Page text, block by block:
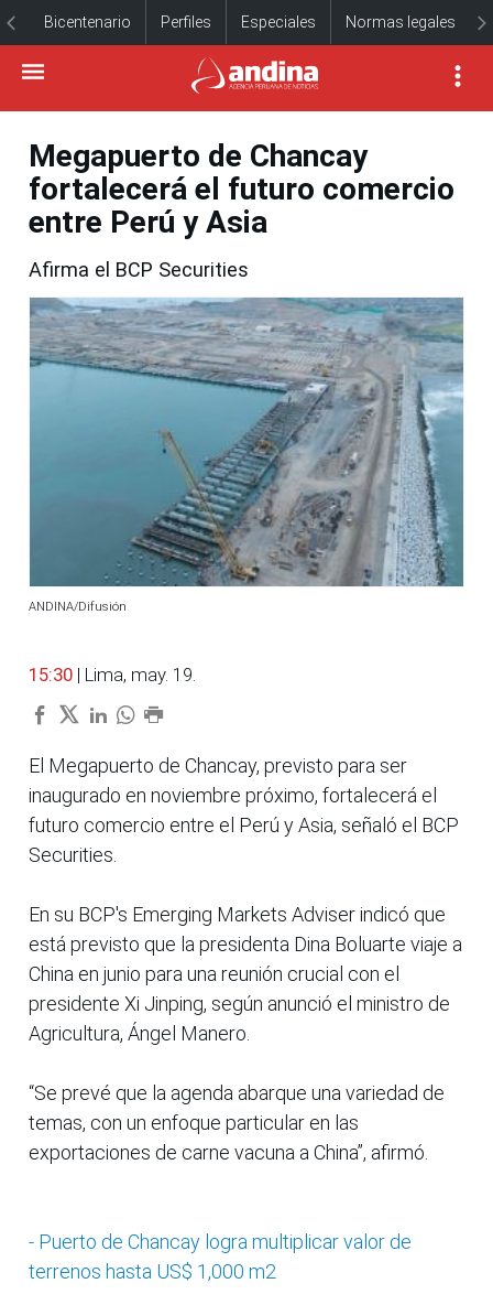
Bicentenario Perfiles Especiales Normas legales
Megapuerto de Chancay
fortalecerá el futuro comercio
entre Perú y Asia
Afirma el BCP Securities
ANDINA/Difusión
15:30 | Lima, may. 19.
El Megapuerto de Chancay, previsto para ser
inaugurado en noviembre próximo, fortalecerá el
futuro comercio entre el Perú y Asia, señaló el BCP
Securities.
En su BCP's Emerging Markets Adviser indicó que
está previsto que la presidenta Dina Boluarte viaje a
China en junio para una reunión crucial con el
presidente Xi Jinping, según anunció el ministro de
Agricultura, Ángel Manero.
“Se prevé que la agenda abarque una variedad de
temas, con un enfoque particular en las
exportaciones de carne vacuna a China”, afirmó.
- Puerto de Chancay logra multiplicar valor de
terrenos hasta US$ 1,000 m2